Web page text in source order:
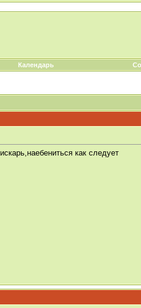
Календарь
как следует